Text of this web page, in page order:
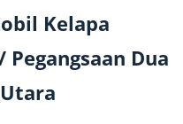
Kelapa
Pegangsaan Dua